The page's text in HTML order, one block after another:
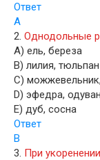
Ответ
A
2. Однодольные
A) ель, береза
B) лилия, тюльпан
C)
D) эфедра,
E) дуб, сосна
Ответ
B
3. При